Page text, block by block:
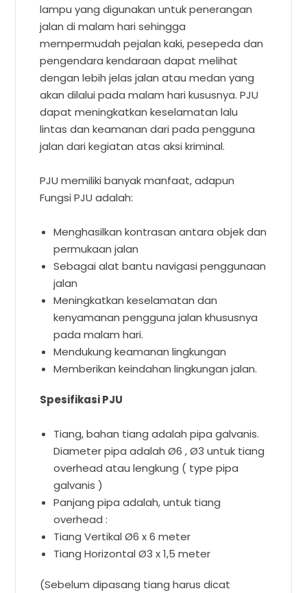
lampu yang digunakan untuk penerangan
jalan di malam hari sehingga
mempermudah pejalan kaki, pesepeda dan
pengendara kendaraan dapat melihat
dengan lebih jelas jalan atau medan yang
akan dilalui pada malam hari kususnya. PJU
dapat meningkatkan keselamatan lalu
lintas dan keamanan dari pada pengguna
jalan dari kegiatan atas aksi kriminal.
PJU memiliki banyak manfaat, adapun
Fungsi PJU adalah:
Menghasilkan kontrasan antara objek dan
permukaan jalan
Sebagai alat bantu navigasi penggunaan
jalan
Meningkatkan keselamatan dan
kenyamanan pengguna jalan khususnya
pada malam hari.
Mendukung keamanan lingkungan
Memberikan keindahan lingkungan jalan.
Spesifikasi PJU
Tiang, bahan tiang adalah pipa galvanis.
Diameter pipa adalah Ø6 , Ø3 untuk tiang
overhead atau lengkung ( type pipa
galvanis )
Panjang pipa adalah, untuk tiang
overhead :
Tiang Vertikal Ø6 x 6 meter
Tiang Horizontal Ø3 x 1,5 meter
(Sebelum dipasang tiang harus dicat